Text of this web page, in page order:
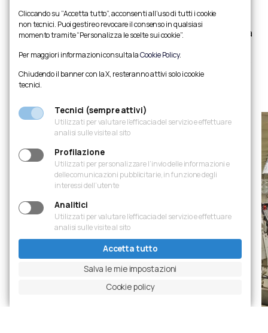
è iniziata nell’agosto 2017 e si è conclusa nell’ottobre
2019. Il sistema di supporto dello stadio è basato su una
costante di 7,50 m. L’altezza dei supporti verticali è di 15
m, con travi a sbalzo di 22 m.
Cliccando su “Accetta tutto”, acconsenti all’uso di tutti i cookie
non tecnici. Puoi gestire o revocare il consenso in qualsiasi
momento tramite “Personalizza le scelte sui cookie”.
Per maggiori informazioni consulta laCookie Policy.
Chiudendo il banner con la X, resteranno attivi solo i cookie
tecnici.
Tecnici (sempre attivi)
Utilizzati per valutare l’efficacia del servizio e effettuare
analisi sulle visite al sito
Profilazione
Utilizzati per personalizzare l’invio delle informazioni e
delle comunicazioni pubblicitarie, in funzione degli
interessi dell’utente
Analitici
Utilizzati per valutare l’efficacia del servizio e effettuare
analisi sulle visite al sito
Accetta tutto
Salva le mie impostazioni
Cookie policy